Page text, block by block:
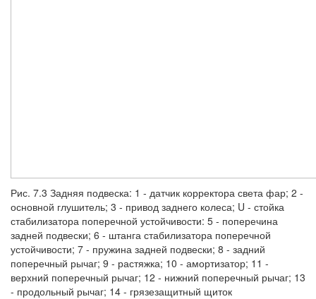
Рис. 7.3 Задняя подвеска: 1 - датчик корректора света фар; 2 -
основной глушитель; 3 - привод заднего колеса; U - стойка
стабилизатора поперечной устойчивости: 5 - попе­речина
задней подвески; 6 - штанга стабилизатора поперечной
устойчивости; 7 - пружина задней подвески; 8 - задний
поперечный рычаг; 9 - растяжка; 10 - амортизатор; 11 -
верхний поперечный рычаг; 12 - нижний поперечный рычаг; 13
- продольный рычаг; 14 - грязезащитный щиток